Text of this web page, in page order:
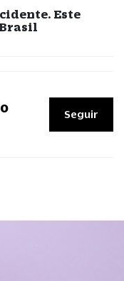
Este
Seguir